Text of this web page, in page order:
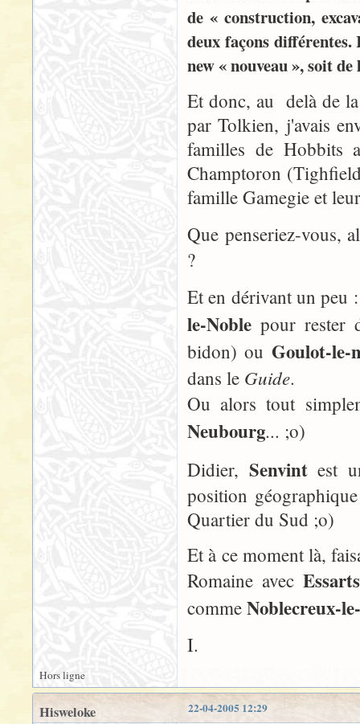
de « construction,
deux façons
new « nouveau », soit
Et donc, au delà de
par Tolkien, j'avais
familles de Hobbits
Champtoron
famille Gamegie et
Que penseriez-vous,
?
Et en dérivant un peu
le-Noble pour rester
bidon) ou Goulot-le-
dans le Guide.
Ou alors tout
Neubourg... ;o)
Didier, Senvintest
position
Quartier du Sud ;o)
Et à ce moment là,
Romaine avec
comme Noblecreux-
I.
Hors ligne
22-04-2005 12:29
Hisweloke